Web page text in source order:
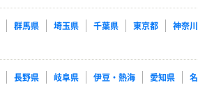
群馬県 埼玉県 千葉県 東京都
神奈川
長野県 岐阜県 伊豆・熱海 愛知県
名